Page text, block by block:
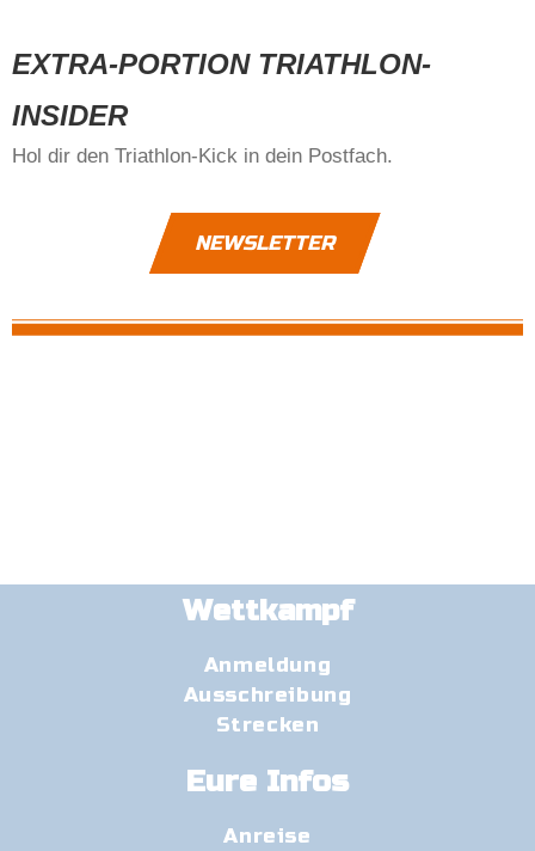
EXTRA-PORTION TRIATHLON-
INSIDER
Hol dir den Triathlon-Kick in dein Postfach.
NEWSLETTER
Wettkampf
Anmeldung
Ausschreibung
Strecken
Eure Infos
Anreise